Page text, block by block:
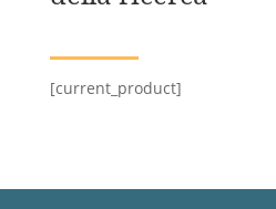
[current_product]